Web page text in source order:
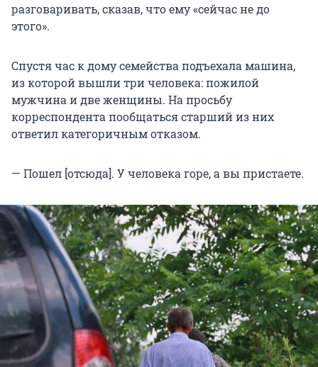
разговаривать, сказав, что ему «сейчас не до
этого».
Спустя час к дому семейства подъехала машина,
из которой вышли три человека: пожилой
мужчина и две женщины. На просьбу
корреспондента пообщаться старший из них
ответил категоричным отказом.
— Пошел [отсюда]. У человека горе, а вы пристаете.